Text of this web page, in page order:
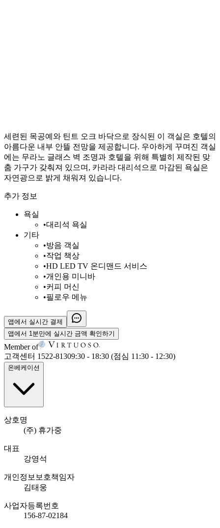
세련된 목공예와 틴트 오크 바닥으로 장식된 이 객실은 호텔의
아름다운 내부 안뜰 전망을 제공합니다. 우아하게 꾸며진 객실
에는 무라노 글래스 벽 조명과 호텔을 위해 특별히 제작된 맞
춤 가구가 갖춰져 있으며, 카라라 대리석으로 마감된 욕실은
자연광으로 밝게 채워져 있습니다.
추가 정보
욕실
•대리석 욕실
기타
•방음 객실
•작업 책상
•HD LED TV 온디맨드 서비스
•개인용 미니바
•커피 머신
•필로우 메뉴
앱에서 실시간 결제
앱에서 1분만에 실시간 금액 확인하기
Member of
고객센터 1522-81309:30 - 18:30 (점심 11:30 - 12:30)
온베케이션
상호명
(주) 휴가중
대표
강영석
개인정보보호책임자
김태웅
사업자등록번호
156-87-02184